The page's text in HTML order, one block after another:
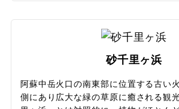
す。駐車場には売店やカフェがあり、
トイレも併設されているので、深夜の
り先や早朝の雲海観察にも便利です。
域の住民が野原を刈り込んで作った「
体験できます。
砂千里ヶ浜
阿蘇中岳火口の南東部に位置する古い
側にあり広大な緑の草原に癒される観